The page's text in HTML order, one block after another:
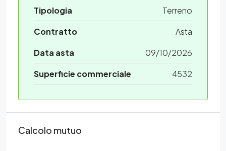
Tipologia
Terreno
Contratto
Asta
Data asta
09/10/2026
Superficie commerciale
4532
Calcolo mutuo